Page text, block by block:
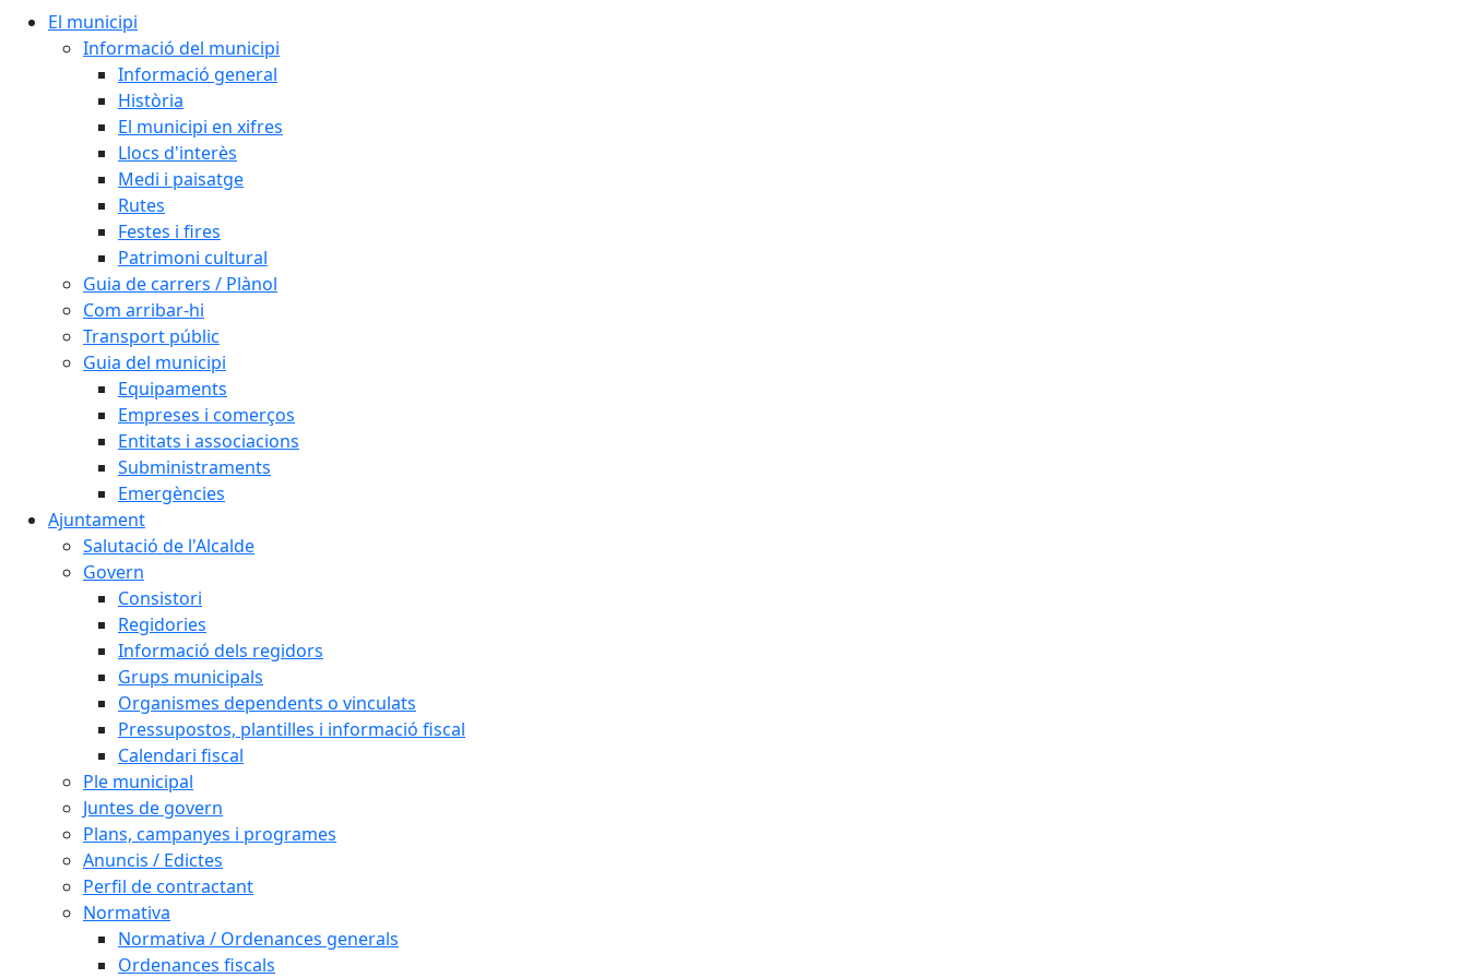
El municipi
Informació del municipi
Informació general
Història
El municipi en xifres
Llocs d'interès
Medi i paisatge
Rutes
Festes i fires
Patrimoni cultural
Guia de carrers / Plànol
Com arribar-hi
Transport públic
Guia del municipi
Equipaments
Empreses i comerços
Entitats i associacions
Subministraments
Emergències
Ajuntament
Salutació de l'Alcalde
Govern
Consistori
Regidories
Informació dels regidors
Grups municipals
Organismes dependents o vinculats
Pressupostos, plantilles i informació fiscal
Calendari fiscal
Ple municipal
Juntes de govern
Plans, campanyes i programes
Anuncis / Edictes
Perfil de contractant
Normativa
Normativa / Ordenances generals
Ordenances fiscals